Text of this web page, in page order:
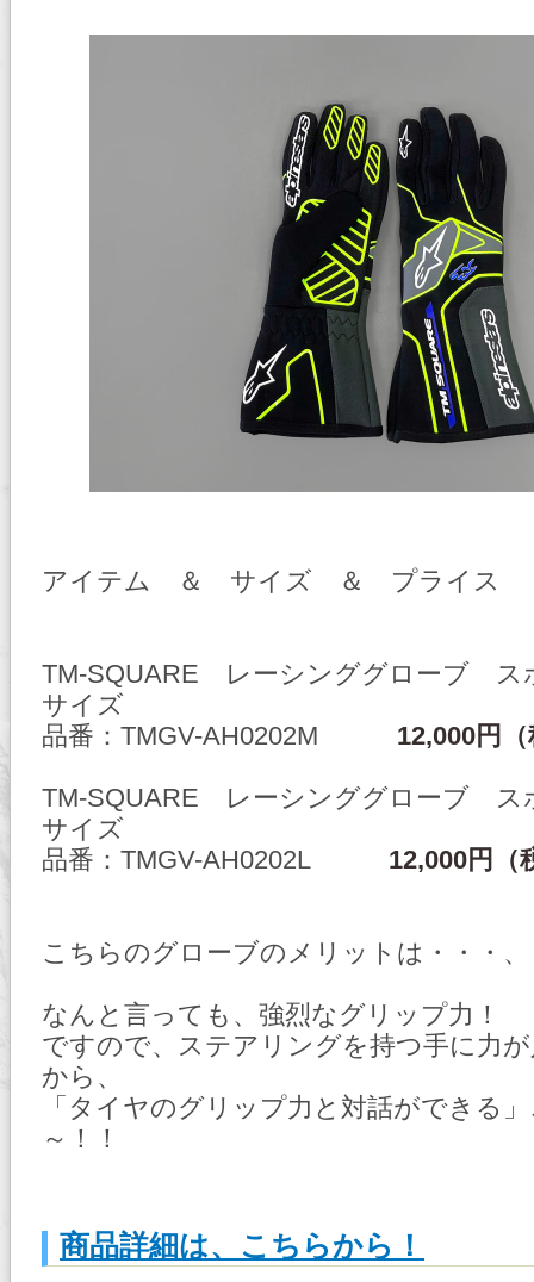
アイテム ＆ サイズ ＆ プライス
TM-SQUARE レーシンググローブ
サイズ
品番：TMGV-AH0202M
12,000円（
TM-SQUARE レーシンググローブ
サイズ
品番：TMGV-AH0202L 12,000円（
こちらのグローブのメリットは・・・、
なんと言っても、強烈なグリップ力！
ですので、ステアリングを持つ手に力
から、
「タイヤのグリップ力と対話ができる
～！！
商品詳細は、こちらから！